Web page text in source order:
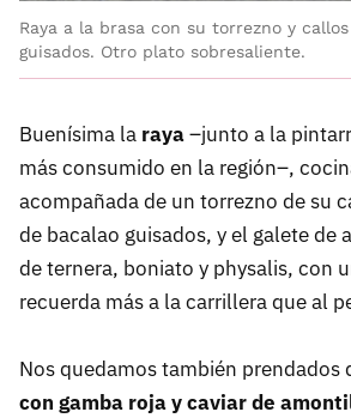
Raya a la brasa con su torrezno y
guisados. Otro plato sobresaliente.
Buenísima la raya–junto a la
más consumido en la región–,
acompañada de un torrezno de su
de bacalao guisados, y el galete de
de ternera, boniato y physalis, con
recuerda más a la carrillera que al
Nos quedamos también prendados
con gamba roja y caviar de